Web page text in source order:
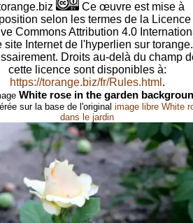
Ce œuvre est mise à
selon les termes de la Licence
Commons Attribution 4.0
site Internet de l'hyperlien sur
Droits au-delà du champ
cette licence sont disponibles à:
https://torange.biz/fr/Rules.html .
White rose in the garden
sur la base de l'originalimage libre White
dans le jardin